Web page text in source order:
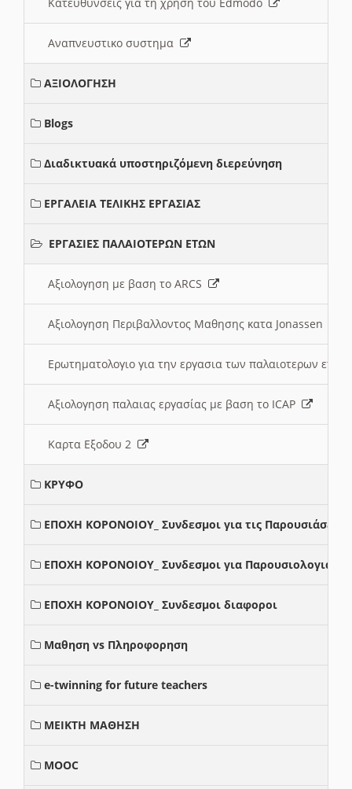
Αναπνευστικο συστημα
ΑΞΙΟΛΟΓΗΣΗ
Blogs
Διαδικτυακά υποστηριζόμενη διερεύνηση
ΕΡΓΑΛΕΙΑ ΤΕΛΙΚΗΣ ΕΡΓΑΣΙΑΣ
ΕΡΓΑΣΙΕΣ ΠΑΛΑΙΟΤΕΡΩΝ ΕΤΩΝ
Αξιολογηση με βαση το ARCS
Αξιολογηση Περιβαλλοντος Μαθησης κατα Jonassen
Ερωτηματολογιο για την εργασια των παλαιοτερων
Αξιολογηση παλαιας εργασίας με βαση το ICAP
Καρτα Εξοδου 2
ΚΡΥΦΟ
ΕΠΟΧΗ ΚΟΡΟΝΟΙΟΥ_ Συνδεσμοι για τις Παρουσιάσεις
ΕΠΟΧΗ ΚΟΡΟΝΟΙΟΥ_ Συνδεσμοι για Παρουσιολογια
ΕΠΟΧΗ ΚΟΡΟΝΟΙΟΥ_ Συνδεσμοι διαφοροι
Μαθηση vs Πληροφορηση
e-twinning for future teachers
ΜΕΙΚΤΗ ΜΑΘΗΣΗ
MOOC